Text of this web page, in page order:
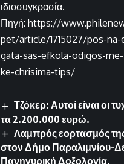
ιδιοσυγκρασία.
Πηγή: https://
pet/article/1715027/pos-
gata-sas-efkola-odigos-
ke-chrisima-tips/
Τζόκερ: Αυτοί είναι οι
τα 2.200.000 ευρώ.
Λαμπρός εορτασμός
στον Δήμο Παραλιμνίου-
Πανηγυρική Δοξολογία.